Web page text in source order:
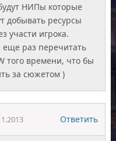
НИПы которые
добывать ресурсы
участи игрока.
раз перечитать
того времени, что бы
за сюжетом )
Ответить